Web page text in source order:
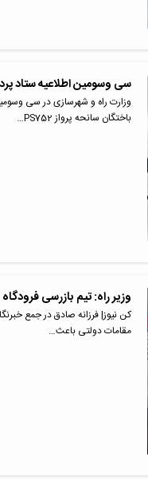
سی وسومین اطلاعیه ستاد
وزارت راه و شهرسازی در سی
باختگان سانحه پرواز PS752…
وزیر راه: تیم بازرسی
کن نیوز| فرزانه صادق در جمع
مقامات دولتی باعث…